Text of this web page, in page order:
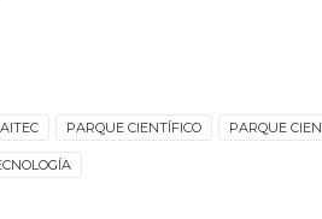
PARQUE CIENTÍFICO PARQUE